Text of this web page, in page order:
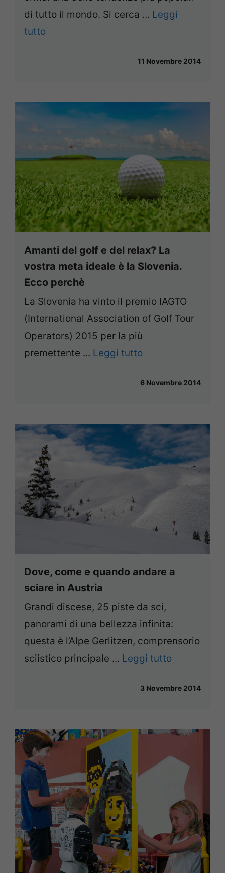
di tutto il mondo. Si cerca ... Leggi
tutto
11 Novembre 2014
Amanti del golf e del relax? La
vostra meta ideale è la Slovenia.
Ecco perchè
La Slovenia ha vinto il premio IAGTO
(International Association of Golf Tour
Operators) 2015 per la più
premettente ... Leggi tutto
6 Novembre 2014
Dove, come e quando andare a
sciare in Austria
Grandi discese, 25 piste da sci,
panorami di una bellezza infinita:
questa è l’Alpe Gerlitzen, comprensorio
sciistico principale ... Leggi tutto
3 Novembre 2014